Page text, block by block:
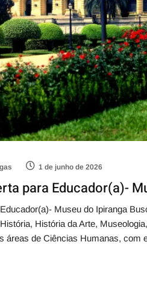
1 de junho de 2026
para Educador(a)-
Museu do Ipiranga
História da Arte,
áreas de Ciências Humanas, com